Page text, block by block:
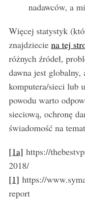
nadawców, a
Więcej statystyk
znajdziecie na tej
różnych źródeł,
dawna jest
komputera/sieci lub
powodu warto
sieciową, ochronę
świadomość na
[1a] https://
2018/
[1] https://
report
f
r